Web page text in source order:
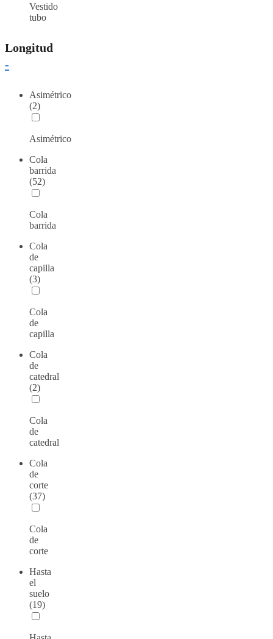
Vestido
tubo
Longitud
-
Asimétrico
(2)
Asimétrico
Cola
barrida
(52)
Cola
barrida
Cola
de
capilla
(3)
Cola
de
capilla
Cola
de
catedral
(2)
Cola
de
catedral
Cola
de
corte
(37)
Cola
de
corte
Hasta
el
suelo
(19)